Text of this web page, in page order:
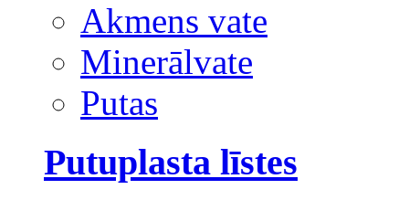
Akmens vate
Minerālvate
Putas
Putuplasta līstes